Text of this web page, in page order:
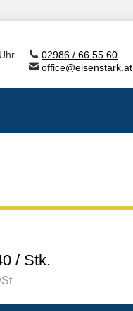
02986 / 66 55 60
office@eisenstark.at
/ Stk.